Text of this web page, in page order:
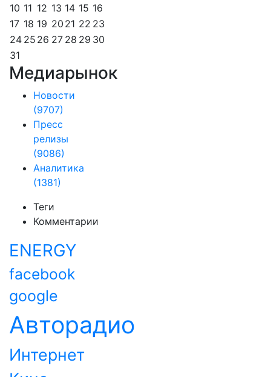
10 11 12 13 14 15 16
17 18 19 20 21 22 23
24 25 26 27 28 29 30
31
Медиарынок
Новости
(9707)
Пресс
релизы
(9086)
Аналитика
(1381)
Теги
Комментарии
ENERGY
facebook
google
Авторадио
Интернет